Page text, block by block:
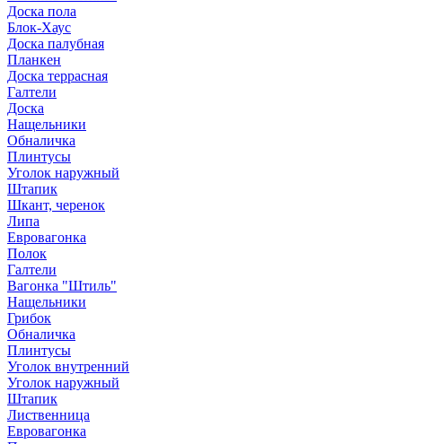
Доска пола
Блок-Хаус
Доска палубная
Планкен
Доска террасная
Галтели
Доска
Нащельники
Обналичка
Плинтусы
Уголок наружный
Штапик
Шкант, черенок
Липа
Евровагонка
Полок
Галтели
Вагонка "Штиль"
Нащельники
Грибок
Обналичка
Плинтусы
Уголок внутренний
Уголок наружный
Штапик
Лиственница
Евровагонка